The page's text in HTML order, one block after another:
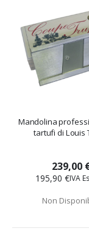
Mandolina
tartufi di Louis
239,00
195,90 €
Non